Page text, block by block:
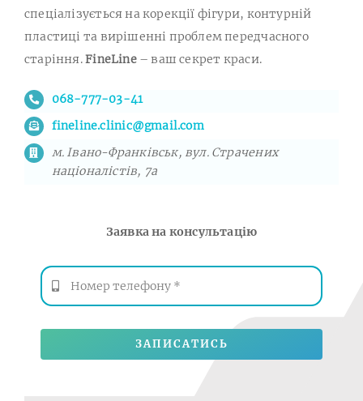
спеціалізується на корекції фігури, контурній
пластиці та вирішенні проблем передчасного
старіння.FineLine– ваш секрет краси.
068-777-03-41
fineline.clinic@gmail.com
м. Івано-Франківськ, вул. Страчених
націоналістів, 7а
Заявка на консультацію
ЗАПИСАТИСЬ